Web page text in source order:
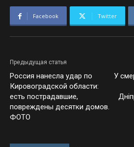
Facebook Twitter
Предыдущая статья
Россия нанесла удар по
Кировоградской области:
есть пострадавшие,
повреждены десятки домов.
ФОТО
У